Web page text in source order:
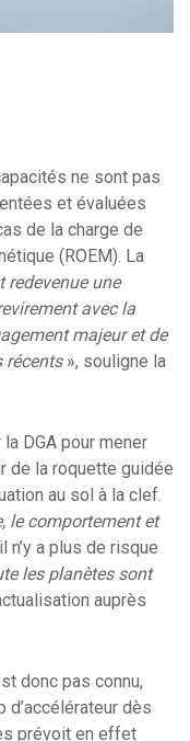
ne sont pas
et évaluées
de la charge de
(ROEM). La
redevenue une
avec la
majeur et de
récents », souligne la
DGA pour mener
de la roquette guidée
au sol à la clef.
le comportement et
n’y a plus de risque
les planètes sont
auprès
donc pas connu,
d’accélérateur dès
prévoit en effet